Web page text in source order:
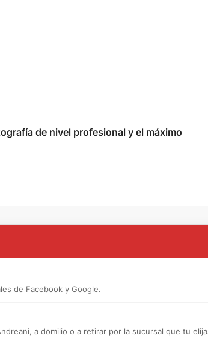
de nivel profesional y el máximo
de Facebook y Google.
a domilio o a retirar por la sucursal que tu